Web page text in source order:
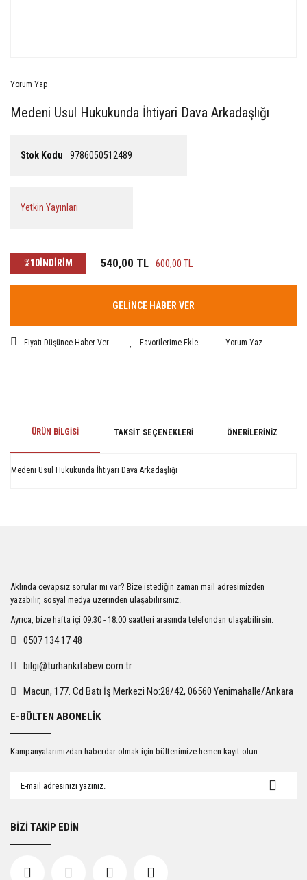
Yorum Yap
Medeni Usul Hukukunda İhtiyari Dava Arkadaşlığı
Stok Kodu 9786050512489
Yetkin Yayınları
%10İNDİRİM 540,00 TL 600,00 TL
GELİNCE HABER VER
Fiyatı Düşünce Haber Ver Yorum Yaz
ÜRÜN BILGISI TAKSIT SEÇENEKLERI ÖNERILERINIZ
Medeni Usul Hukukunda İhtiyari Dava Arkadaşlığı
Ürün açıklamasında eksik bilgiler bulunuyor.
Ürün bilgilerinde hatalar bulunuyor.
Ürün fiyatı diğer sitelerden daha pahalı.
Gönder
Aklında cevapsız sorular mı var? Bize istediğin zaman mail adresimizden
yazabilir, sosyal medya üzerinden ulaşabilirsiniz.
Ayrıca, bize hafta içi 09:30 - 18:00 saatleri arasında telefondan ulaşabilirsin.
0507 134 17 48
bilgi@turhankitabevi.com.tr
Macun, 177. Cd Batı İş Merkezi No:28/42, 06560 Yenimahalle/Ankara
E-BÜLTEN ABONELİK
Kampanyalarımızdan haberdar olmak için bültenimize hemen kayıt olun.
BİZİ TAKİP EDİN